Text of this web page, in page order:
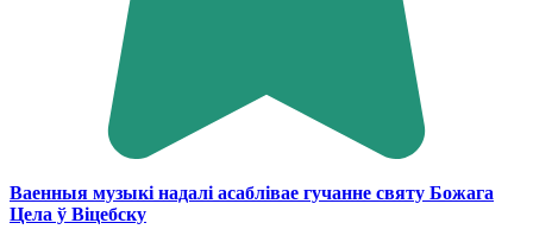
Ваенныя музыкі надалі асаблівае гучанне святу Божага
Цела ў Віцебску